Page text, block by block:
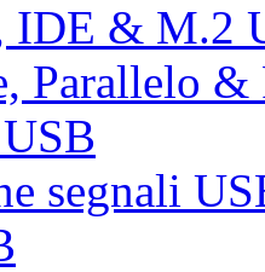
IDE & M.2
Parallelo &
segnali